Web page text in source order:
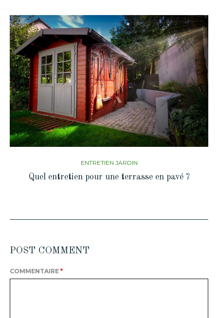
ENTRETIEN JARDIN
Quel entretien pour une terrasse en pavé ?
POST COMMENT
COMMENTAIRE *